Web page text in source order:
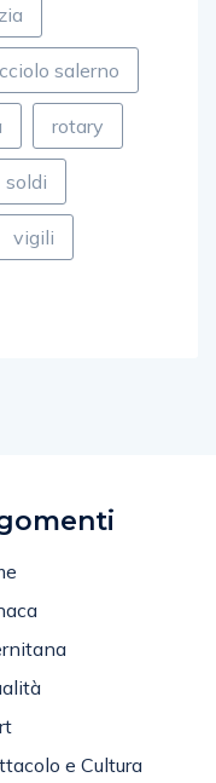
salerno
rotary
soldi
vigili
e Cultura